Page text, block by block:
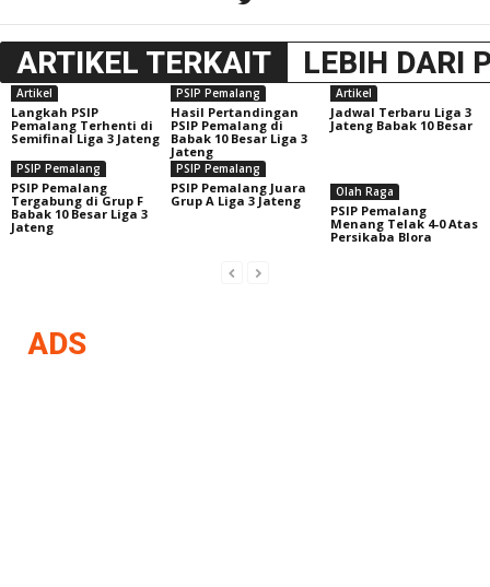
ARTIKEL TERKAIT LEBIH DARI
Artikel
Langkah PSIP
Pemalang Terhenti di
Semifinal Liga 3 Jateng
PSIP Pemalang
Hasil Pertandingan
PSIP Pemalang di
Babak 10 Besar Liga 3
Jateng
Artikel
Jadwal Terbaru Liga 3
Jateng Babak 10 Besar
PSIP Pemalang
PSIP Pemalang
Tergabung di Grup F
Babak 10 Besar Liga 3
Jateng
PSIP Pemalang
PSIP Pemalang Juara
Grup A Liga 3 Jateng
Olah Raga
PSIP Pemalang
Menang Telak 4-0 Atas
Persikaba Blora
ADS